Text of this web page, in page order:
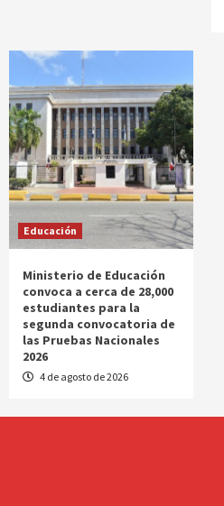
Educación
Ministerio de Educación
convoca a cerca de 28,000
estudiantes para la
segunda convocatoria de
las Pruebas Nacionales
2026
4 de agosto de 2026